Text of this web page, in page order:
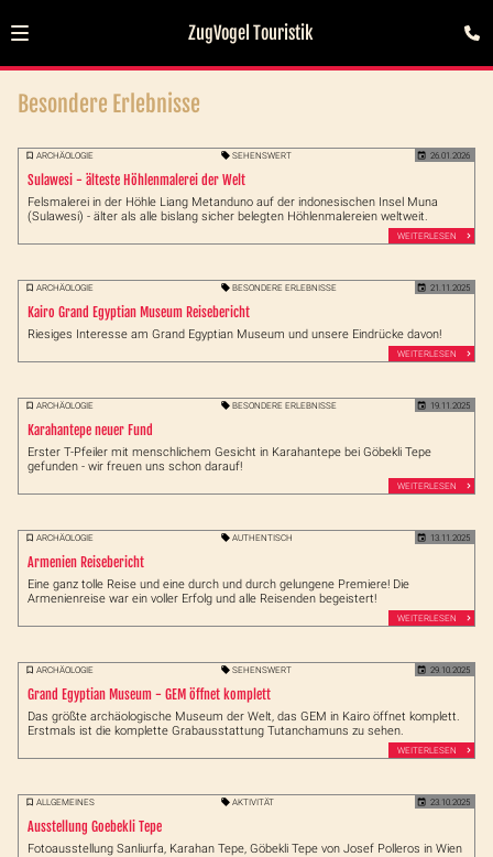
ZugVogel Touristik
Besondere Erlebnisse
ARCHÄOLOGIE SEHENSWERT 26.01.2026
Sulawesi - älteste Höhlenmalerei der Welt
Felsmalerei in der Höhle Liang Metanduno auf der indonesischen Insel Muna
(Sulawesi) - älter als alle bislang sicher belegten Höhlenmalereien weltweit.
WEITERLESEN
ARCHÄOLOGIE BESONDERE ERLEBNISSE 21.11.2025
Kairo Grand Egyptian Museum Reisebericht
Riesiges Interesse am Grand Egyptian Museum und unsere Eindrücke davon!
WEITERLESEN
ARCHÄOLOGIE BESONDERE ERLEBNISSE 19.11.2025
Karahantepe neuer Fund
Erster T-Pfeiler mit menschlichem Gesicht in Karahantepe bei Göbekli Tepe
gefunden - wir freuen uns schon darauf!
WEITERLESEN
ARCHÄOLOGIE AUTHENTISCH 13.11.2025
Armenien Reisebericht
Eine ganz tolle Reise und eine durch und durch gelungene Premiere! Die
Armenienreise war ein voller Erfolg und alle Reisenden begeistert!
WEITERLESEN
ARCHÄOLOGIE SEHENSWERT 29.10.2025
Grand Egyptian Museum - GEM öffnet komplett
Das größte archäologische Museum der Welt, das GEM in Kairo öffnet komplett.
Erstmals ist die komplette Grabausstattung Tutanchamuns zu sehen.
WEITERLESEN
ALLGEMEINES AKTIVITÄT 23.10.2025
Ausstellung Goebekli Tepe
Fotoausstellung Sanliurfa, Karahan Tepe, Göbekli Tepe von Josef Polleros in Wien